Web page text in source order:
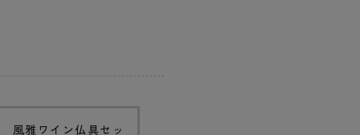
風雅ワイン仏具セッ